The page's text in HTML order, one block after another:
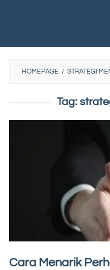
HOMEPAGE / STRATEGI
Tag:
Cara Menarik